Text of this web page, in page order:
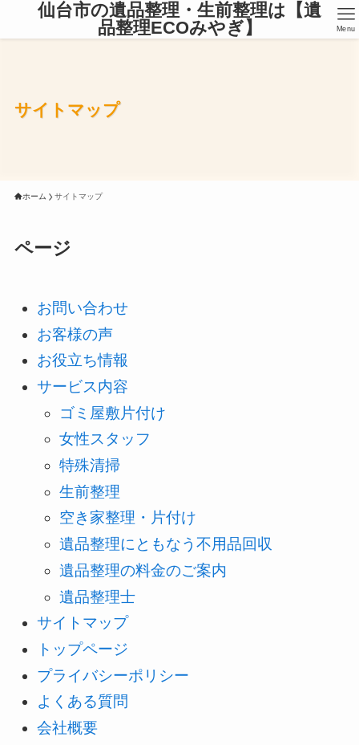
仙台市の遺品整理・生前整理は【遺
品整理ECOみやぎ】
Menu
サイトマップ
ホーム サイトマップ
ページ
お問い合わせ
お客様の声
お役立ち情報
サービス内容
ゴミ屋敷片付け
女性スタッフ
特殊清掃
生前整理
空き家整理・片付け
遺品整理にともなう不用品回収
遺品整理の料金のご案内
遺品整理士
サイトマップ
トップページ
プライバシーポリシー
よくある質問
会社概要